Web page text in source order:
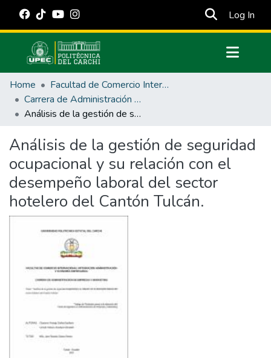
Log In
Communities & Collections
All of DSpace
Statistics
Estadísticas Externas
Manuales
Home
Facultad de Comercio Internacional, Integración, Administración y Economía Empresarial
Carrera de Administración de Empresas y Marketing
Análisis de la gestión de seguridad ocupacional y su relación con el desempeño laboral del sector hotelero del Cantón Tulcán.
Análisis de la gestión de seguridad
ocupacional y su relación con el
desempeño laboral del sector
hotelero del Cantón Tulcán.